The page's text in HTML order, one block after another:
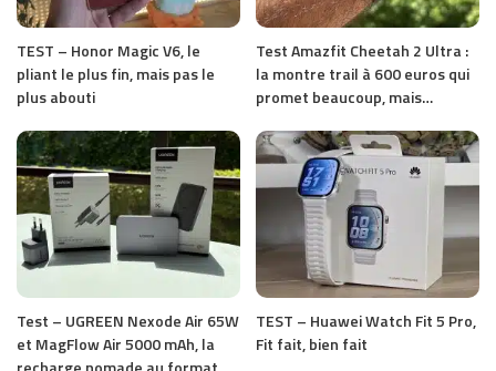
TEST – Honor Magic V6, le
pliant le plus fin, mais pas le
plus abouti
Test Amazfit Cheetah 2 Ultra :
la montre trail à 600 euros qui
promet beaucoup, mais…
Test – UGREEN Nexode Air 65W
et MagFlow Air 5000 mAh, la
TEST – Huawei Watch Fit 5 Pro,
Fit fait, bien fait